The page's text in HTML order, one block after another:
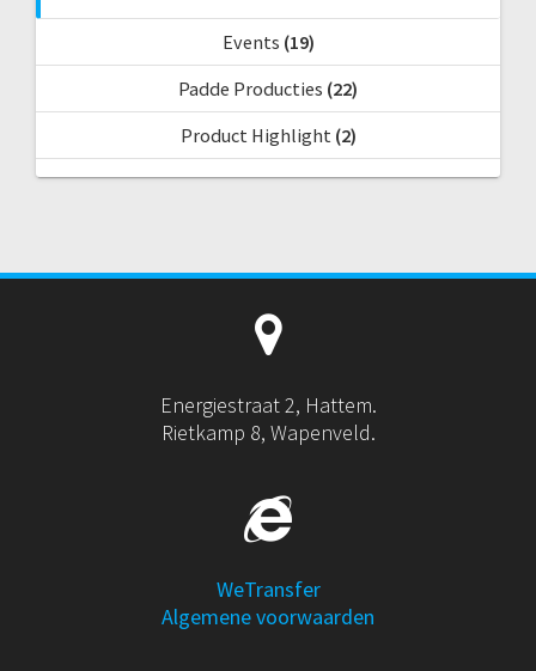
Events (19)
Padde Producties (22)
Product Highlight(2)
Energiestraat 2, Hattem.
Rietkamp 8, Wapenveld.
WeTransfer
Algemene voorwaarden